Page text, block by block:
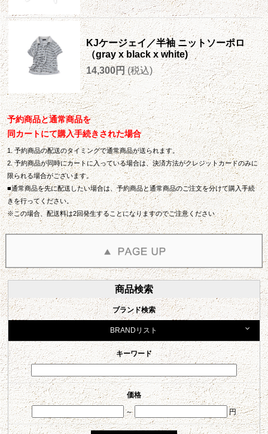
KJケージェイ／半袖 ニットソーポロ
（gray x black x white)
14,300円 (税込)
予約商品と通常商品を
同カートにて購入手続きされた場合
1. 予約商品の配送のタイミングで通常商品が送られます。
2. 予約商品が同時にカートに入っている場合は、決済方法がクレジットカードのみに
限られる場合がございます。
■通常商品を先に配送したい場合は、予約商品と通常商品のご注文を分けて購入手続
きを行ってください。
※この場合、配送料は2回発生することになりますのでご注意ください
商品検索
ブランド検索
BRANDリスト
キーワード
価格
～
円